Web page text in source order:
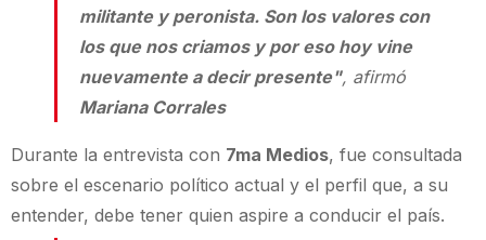
militante y peronista. Son los valores con
los que nos criamos y por eso hoy vine
nuevamente a decir presente", afirmó
Mariana Corrales
Durante la entrevista con 7ma Medios, fue consultada
sobre el escenario político actual y el perfil que, a su
entender, debe tener quien aspire a conducir el país.